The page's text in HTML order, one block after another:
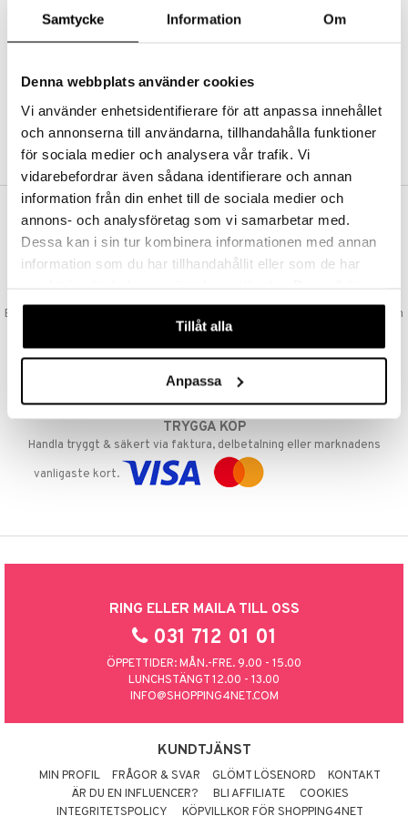
Samtycke Information Om
Denna webbplats använder cookies
Vi använder enhetsidentifierare för att anpassa innehållet
och annonserna till användarna, tillhandahålla funktioner
för sociala medier och analysera vår trafik. Vi
vidarebefordrar även sådana identifierare och annan
information från din enhet till de sociala medier och
annons- och analysföretag som vi samarbetar med.
Dessa kan i sin tur kombinera informationen med annan
information som du har tillhandahållit eller som de har
våra cookies vid fortsatt användande av vår webbplats.
Tillåt alla
Anpassa
Abonnemang
Bevaka produkter
Recensera produkter
SKAPA KUND
VAD KOSTAR FRAKTEN?
Vi erbjuder fri frakt från 350 kr. Vår gräns för fraktfri leverans bestäms
utifån vilken avdelning du handlar från. Läs mer här »
Beställningar lagda före 14:00 (gäller varor i lager) skickas normalt ut från
oss samma dag.
GODKÄND AV LÄKEMEDELSVERKET
EU-logotypen är symbolen som visar att vi är godkända av
TRYGGA KÖP
Handla tryggt & säkert via faktura, delbetalning eller marknadens
vanligaste kort.
RING ELLER MAILA TILL OSS
031 712 01 01
ÖPPETTIDER: MÅN.-FRE. 9.00 - 15.00
LUNCHSTÄNGT 12.00 - 13.00
INFO@SHOPPING4NET.COM
KUNDTJÄNST
MIN PROFIL FRÅGOR & SVAR GLÖMT LÖSENORD
KONTAKT
ÄR DU EN INFLUENCER?
BLI AFFILIATE
COOKIES
INTEGRITETSPOLICY
KÖPVILLKOR FÖR SHOPPING4NET